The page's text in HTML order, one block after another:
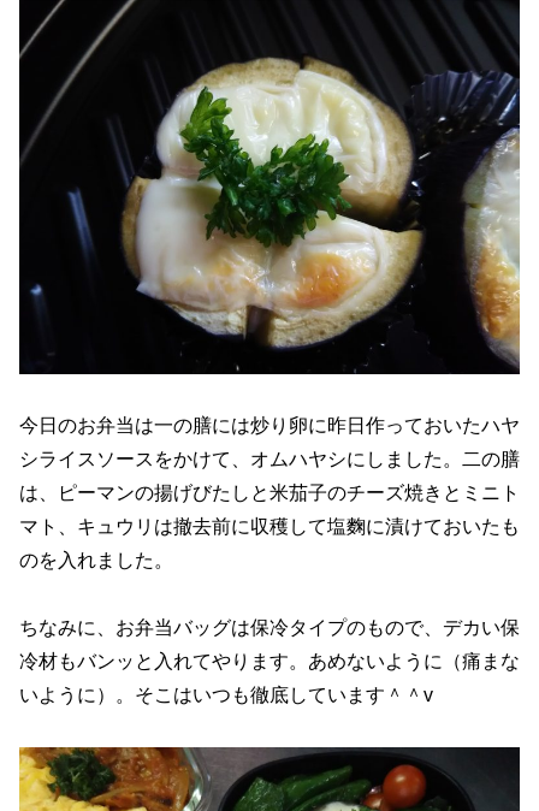
今日のお弁当は一の膳には炒り卵に昨日作っておいたハヤ
シライスソースをかけて、オムハヤシにしました。二の膳
は、ピーマンの揚げびたしと米茄子のチーズ焼きとミニト
マト、キュウリは撤去前に収穫して塩麴に漬けておいたも
のを入れました。
ちなみに、お弁当バッグは保冷タイプのもので、デカい保
冷材もバンッと入れてやります。あめないように（痛まな
いように）。そこはいつも徹底しています＾＾v